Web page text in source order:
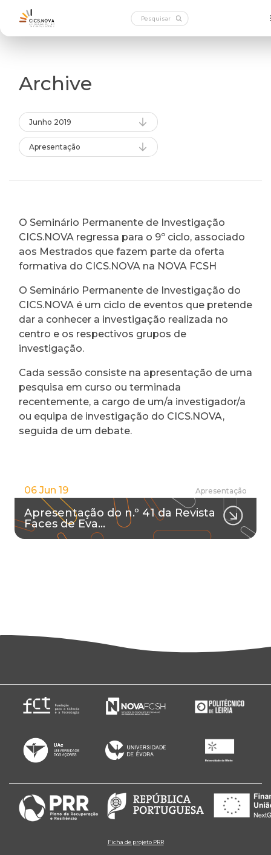
Archive
Junho 2019
Apresentação
O Seminário Permanente de Investigação
CICS.NOVA regressa para o 9º ciclo, associado
aos Mestrados que fazem parte da oferta
formativa do CICS.NOVA na NOVA FCSH
O Seminário Permanente de Investigação do
CICS.NOVA é um ciclo de eventos que pretende
dar a conhecer a investigação realizada no
centro e os respectivos grupos de
investigação.
Cada sessão consiste na apresentação de uma
pesquisa em curso ou terminada
recentemente, a cargo de um/a investigador/a
ou equipa de investigação do CICS.NOVA,
seguida de um debate.
06 Jun 19 Apresentação
Apresentação do n.º 41 da Revista
Faces de Eva…
Ficha de projeto PRR